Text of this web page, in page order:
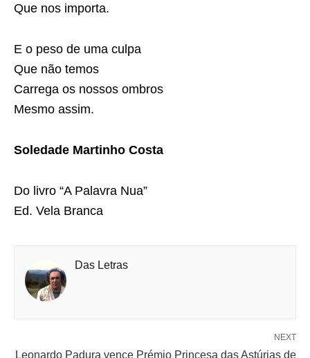
Que nos importa.
E o peso de uma culpa
Que não temos
Carrega os nossos ombros
Mesmo assim.
Soledade Martinho Costa
Do livro “A Palavra Nua”
Ed. Vela Branca
Das Letras
NEXT
Leonardo Padura vence Prémio Princesa das Astúrias de